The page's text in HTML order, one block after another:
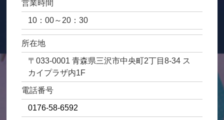
営業時間
10：00～20：30
所在地
〒033-0001 青森県三沢市中央町2丁目8-34 ス
カイプラザ内1F
電話番号
0176-58-6592